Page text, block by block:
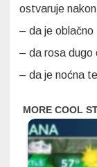
ostvaruje
– da je oblačno
– da rosa dugo
– da je noćna